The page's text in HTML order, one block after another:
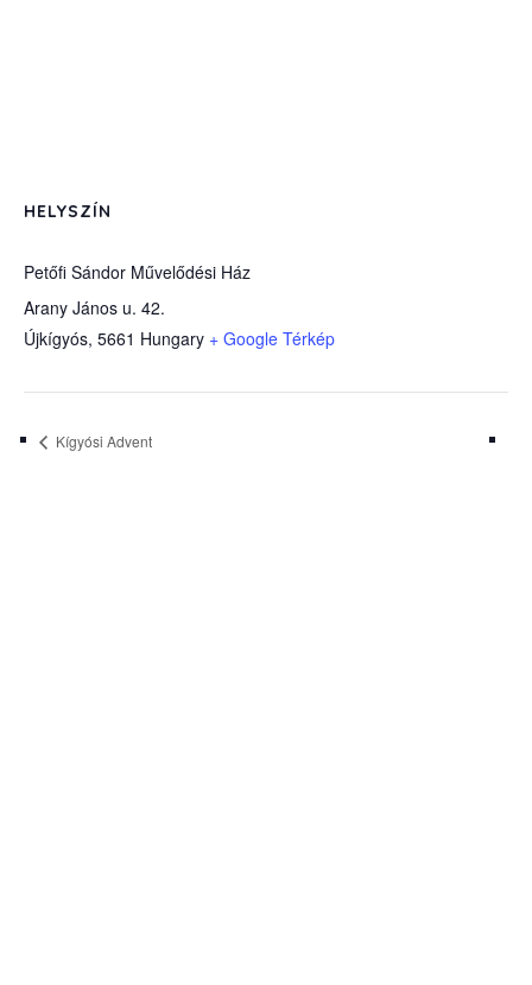
HELYSZÍN
Petőfi Sándor Művelődési Ház
Arany János u. 42.
Újkígyós, 5661 Hungary + Google Térkép
Kígyósi Advent